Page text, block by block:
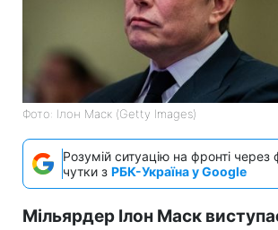
Фото: Ілон Маск (Getty Images)
Розумій ситуацію на фронті через
чутки з РБК-Україна у Google
Мільярдер Ілон Маск